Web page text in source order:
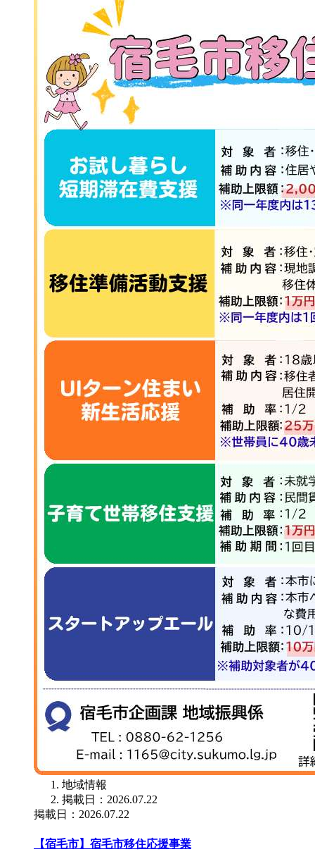
地域情報
掲載日：2026.07.22
掲載日：2026.07.22
【宿毛市】宿毛市移住応援事業